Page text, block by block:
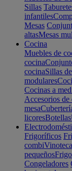
Sillas
infantiles
Mesas
altasMesas
Cocina
Muebles de
cocina
cocinaSillas
modulares
Cocinas a
Accesorios de
mesa
licoresBotellas
Frigoríficos
combi
pequeños
Congeladores